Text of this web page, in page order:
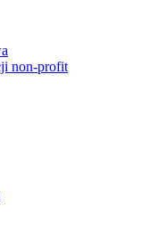
non-profit